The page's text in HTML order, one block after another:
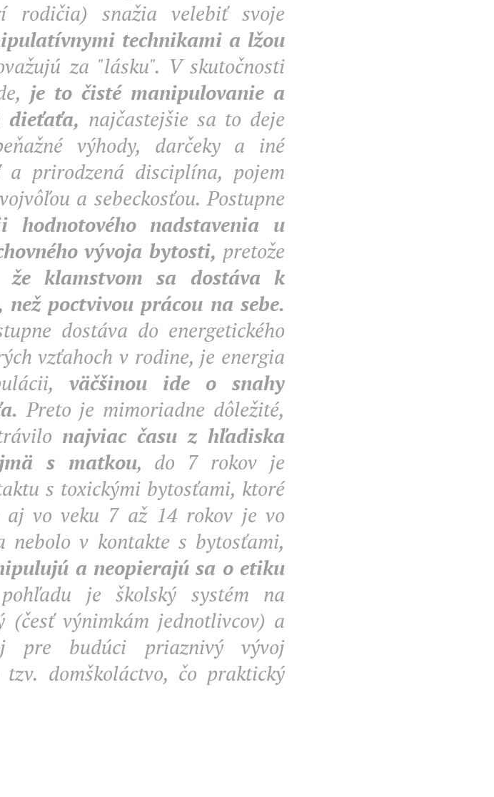
rodičia) snažia velebiť svoje
technikami a lžou
za "lásku". V skutočnosti
je to čisté manipulovanie a
dieťaťa, najčastejšie sa to deje
výhody, darčeky a iné
prirodzená disciplína, pojem
a sebeckosťou. Postupne
hodnotového nadstavenia u
vývoja bytosti, pretože
že klamstvom sa dostáva k
poctvivou prácou na sebe.
dostáva do energetického
vzťahoch v rodine, je energia
väčšinou ide o snahy
Preto je mimoriadne dôležité,
najviac času z hľadiska
s matkou, do 7 rokov je
s toxickými bytosťami, ktoré
aj vo veku 7 až 14 rokov je vo
nebolo v kontakte s bytosťami,
a neopierajú sa o etiku
je školský systém na
(česť výnimkám jednotlivcov) a
pre budúci priaznivý vývoj
domškoláctvo, čo praktický